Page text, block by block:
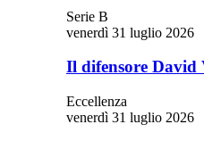
Serie B
venerdì 31 luglio 2026
Il difensore David
Eccellenza
venerdì 31 luglio 2026